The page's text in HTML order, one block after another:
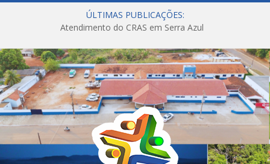
ÚLTIMAS PUBLICAÇÕES:
Atendimento do CRAS em Serra Azul